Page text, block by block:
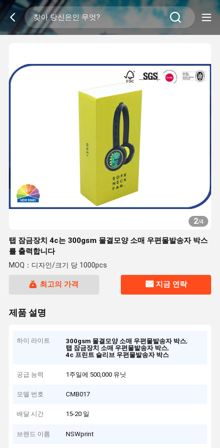
2/4
탭 잠금장치 4c는 300gsm 물결모양 소매 우편물발송자 박스
를 출력합니다
MOQ：디자인/크기 당 1000pcs
최고의 가격 지금 연락
제품 설명
하이 라이트 300gsm 물결모양 소매 우편물발송자 박스,
탭 잠금장치 소매 우편물발송자 박스,
4c 프린트 슬리브 우편물발송자 박스
공급 능력 1주일에 500,000 유닛
모델 번호 CMB017
배달 시간 15-20 일
브랜드 이름 NSWprint